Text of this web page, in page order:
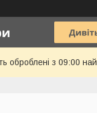
оброблені з 09:00